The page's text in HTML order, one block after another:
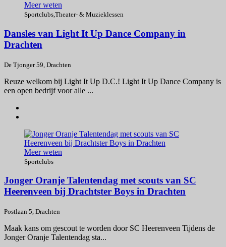
Meer weten
Sportclubs,Theater- & Muzieklessen
Dansles van Light It Up Dance Company in
Drachten
De Tjonger 59, Drachten
Reuze welkom bij Light It Up D.C.! Light It Up Dance Company is
een open bedrijf voor alle ...
Meer weten
Sportclubs
Jonger Oranje Talentendag met scouts van SC
Heerenveen bij Drachtster Boys in Drachten
Postlaan 5, Drachten
Maak kans om gescout te worden door SC Heerenveen Tijdens de
Jonger Oranje Talentendag sta...